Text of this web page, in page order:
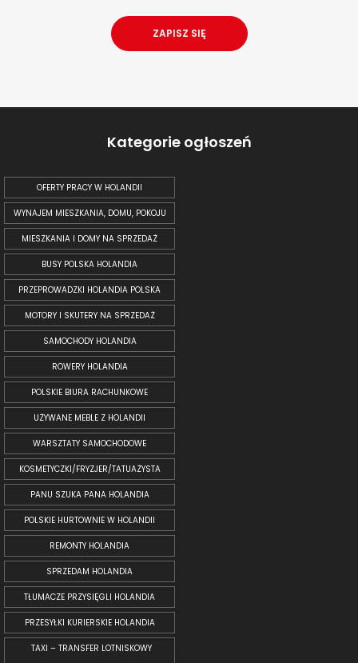
Kategorie ogłoszeń
OFERTY PRACY W HOLANDII
WYNAJEM MIESZKANIA, DOMU, POKOJU
MIESZKANIA I DOMY NA SPRZEDAŻ
BUSY POLSKA HOLANDIA
PRZEPROWADZKI HOLANDIA POLSKA
MOTORY I SKUTERY NA SPRZEDAŻ
SAMOCHODY HOLANDIA
ROWERY HOLANDIA
POLSKIE BIURA RACHUNKOWE
UŻYWANE MEBLE Z HOLANDII
WARSZTATY SAMOCHODOWE
KOSMETYCZKI/FRYZJER/TATUAŻYSTA
PANU SZUKA PANA HOLANDIA
POLSKIE HURTOWNIE W HOLANDII
REMONTY HOLANDIA
SPRZEDAM HOLANDIA
TŁUMACZE PRZYSIĘGLI HOLANDIA
PRZESYŁKI KURIERSKIE HOLANDIA
TAXI – TRANSFER LOTNISKOWY